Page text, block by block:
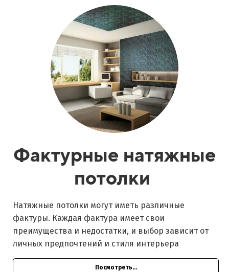
Фактурные натяжные
потолки
Натяжные потолки могут иметь различные
фактуры. Каждая фактура имеет свои
преимущества и недостатки, и выбор зависит от
личных предпочтений и стиля интерьера
Посмотреть...